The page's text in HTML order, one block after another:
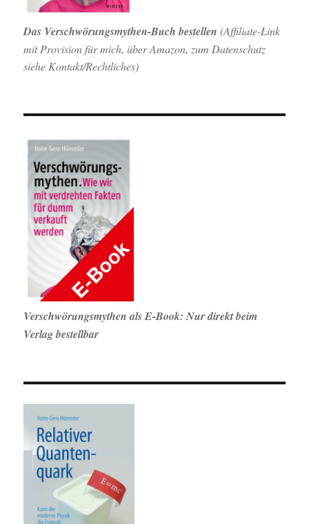
Das Verschwörungsmythen-Buch bestellen (Affiliate-Link
mit Provision für mich, über Amazon, zum Datenschutz
siehe Kontakt/Rechtliches)
Verschwörungsmythen als E-Book: Nur direkt beim
Verlag bestellbar